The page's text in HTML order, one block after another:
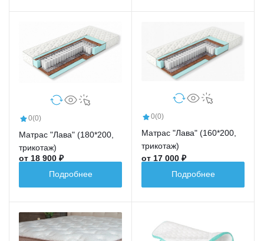
0(0)
Матрас "Лава" (180*200,
трикотаж)
от 18 900 ₽
Подробнее
0(0)
Матрас "Лава" (160*200,
трикотаж)
от 17 000 ₽
Подробнее